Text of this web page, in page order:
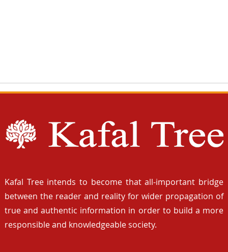
Kafal Tree intends to become that all-important bridge
between the reader and reality for wider propagation of
true and authentic information in order to build a more
responsible and knowledgeable society.